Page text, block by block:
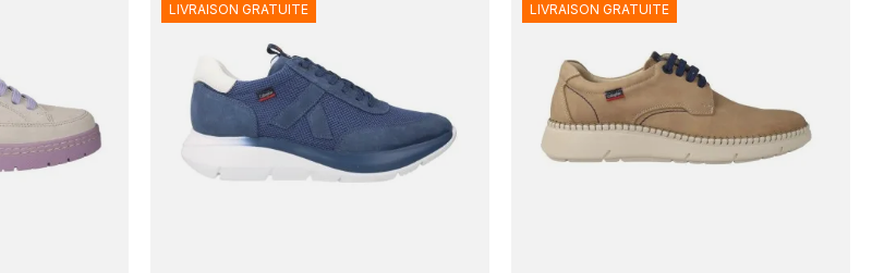
LIVRAISON GRATUITE LIVRAISON GRATUITE